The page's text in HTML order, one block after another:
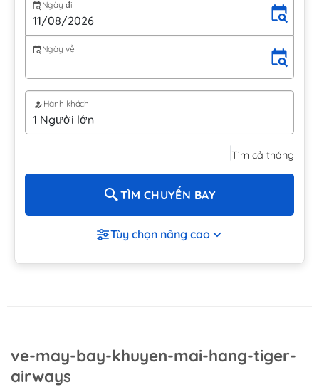
Ngày đi
Ngày về
Hành khách
Tìm cả tháng
TÌM CHUYẾN BAY
Tùy chọn nâng cao
ve-may-bay-khuyen-mai-hang-tiger-
airways